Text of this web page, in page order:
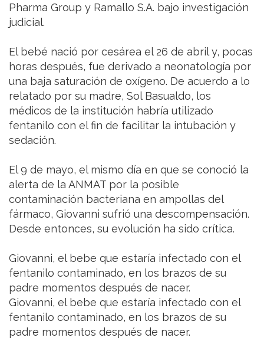
Pharma Group y Ramallo S.A. bajo investigación
judicial.
El bebé nació por cesárea el 26 de abril y, pocas
horas después, fue derivado a neonatología por
una baja saturación de oxígeno. De acuerdo a lo
relatado por su madre, Sol Basualdo, los
médicos de la institución habría utilizado
fentanilo con el fin de facilitar la intubación y
sedación.
El 9 de mayo, el mismo día en que se conoció la
alerta de la ANMAT por la posible
contaminación bacteriana en ampollas del
fármaco, Giovanni sufrió una descompensación.
Desde entonces, su evolución ha sido crítica.
Giovanni, el bebe que estaría infectado con el
fentanilo contaminado, en los brazos de su
padre momentos después de nacer.
Giovanni, el bebe que estaría infectado con el
fentanilo contaminado, en los brazos de su
padre momentos después de nacer.